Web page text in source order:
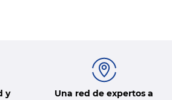
y
Una red de expertos a